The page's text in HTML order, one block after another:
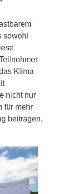
sowohl
Klima
nicht nur
für mehr
beitragen.